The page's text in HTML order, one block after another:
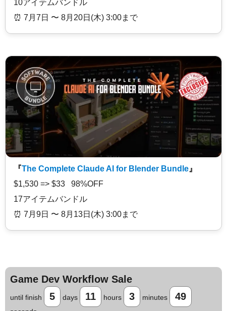
10アイテムバンドル
⏰️ 7月7日 〜 8月20日(木) 3:00まで
『The Complete Claude AI for Blender Bundle 』
$1,530 => $33 98%OFF
17アイテムバンドル
⏰️ 7月9日 〜 8月13日(木) 3:00まで
Game Dev Workflow Sale
until finish 5 days 11 hours 3 minutes 49